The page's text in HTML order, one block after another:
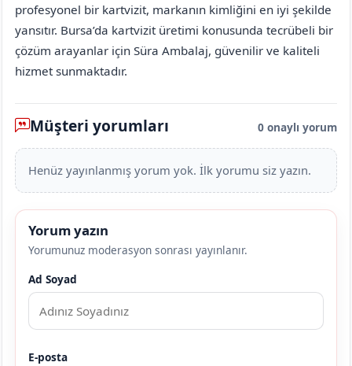
profesyonel bir kartvizit, markanın kimliğini en iyi şekilde
yansıtır. Bursa’da kartvizit üretimi konusunda tecrübeli bir
çözüm arayanlar için Süra Ambalaj, güvenilir ve kaliteli
hizmet sunmaktadır.
Müşteri yorumları 0 onaylı yorum
Henüz yayınlanmış yorum yok. İlk yorumu siz yazın.
Yorum yazın
Yorumunuz moderasyon sonrası yayınlanır.
Ad Soyad
E-posta